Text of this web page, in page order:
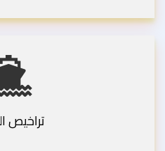
تراخيص